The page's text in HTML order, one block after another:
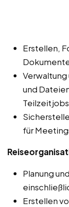
Erstellen,
und
für
Planung
Erstellen